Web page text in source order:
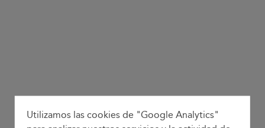
Utilizamos las cookies de "Google Analytics"